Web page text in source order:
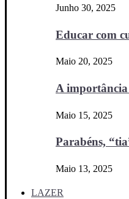
Junho 30, 2025
Educar com
Maio 20, 2025
A
Maio 15, 2025
Parabéns,
Maio 13, 2025
LAZER